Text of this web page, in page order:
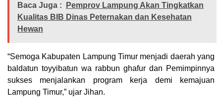
Baca Juga :
Pemprov Lampung Akan Tingkatkan
Kualitas BIB Dinas Peternakan dan Kesehatan
Hewan
“Semoga Kabupaten Lampung Timur menjadi daerah yang
baldatun toyyibatun wa rabbun ghafur dan Pemimpinnya
sukses menjalankan program kerja demi kemajuan
Lampung Timur,” ujar Jihan.